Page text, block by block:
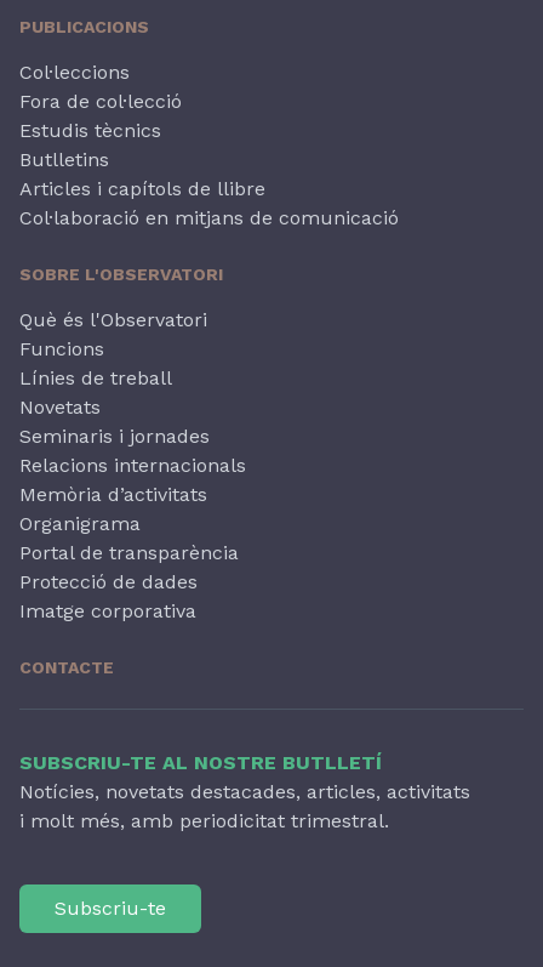
PUBLICACIONS
Col·leccions
Fora de col·lecció
Estudis tècnics
Butlletins
Articles i capítols de llibre
Col·laboració en mitjans de comunicació
SOBRE L'OBSERVATORI
Què és l'Observatori
Funcions
Línies de treball
Novetats
Seminaris i jornades
Relacions internacionals
Memòria d’activitats
Organigrama
Portal de transparència
Protecció de dades
Imatge corporativa
CONTACTE
SUBSCRIU-TE AL NOSTRE BUTLLETÍ
Notícies, novetats destacades, articles, activitats
i molt més, amb periodicitat trimestral.
Subscriu-te